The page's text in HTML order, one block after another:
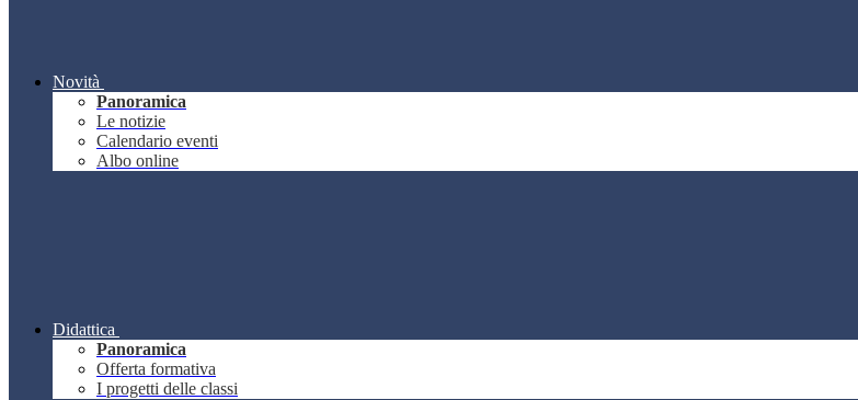
Novità
Panoramica
Le notizie
Calendario eventi
Albo online
Didattica
Panoramica
Offerta formativa
I progetti delle classi